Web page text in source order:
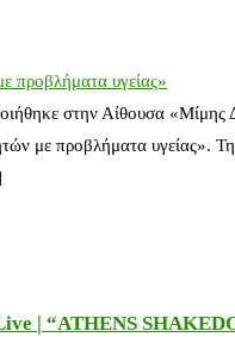
προβλήματα υγείας»
στην Αίθουσα
με προβλήματα υγείας».
| “ATHENS